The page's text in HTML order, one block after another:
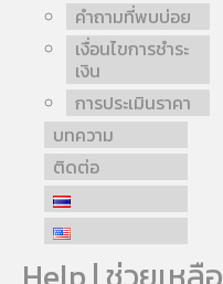
คำถามที่พบบ่อย
เงื่อนไขการชำระ
เงิน
การประเมินราคา
บทความ
ติดต่อ